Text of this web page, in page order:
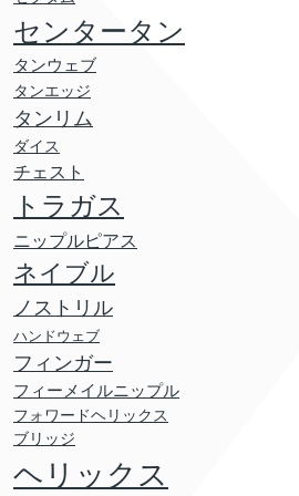
センタータン
タンウェブ
タンエッジ
タンリム
ダイス
チェスト
トラガス
ニップルピアス
ネイブル
ノストリル
ハンドウェブ
フィンガー
フィーメイルニップル
フォワードヘリックス
ブリッジ
ヘリックス